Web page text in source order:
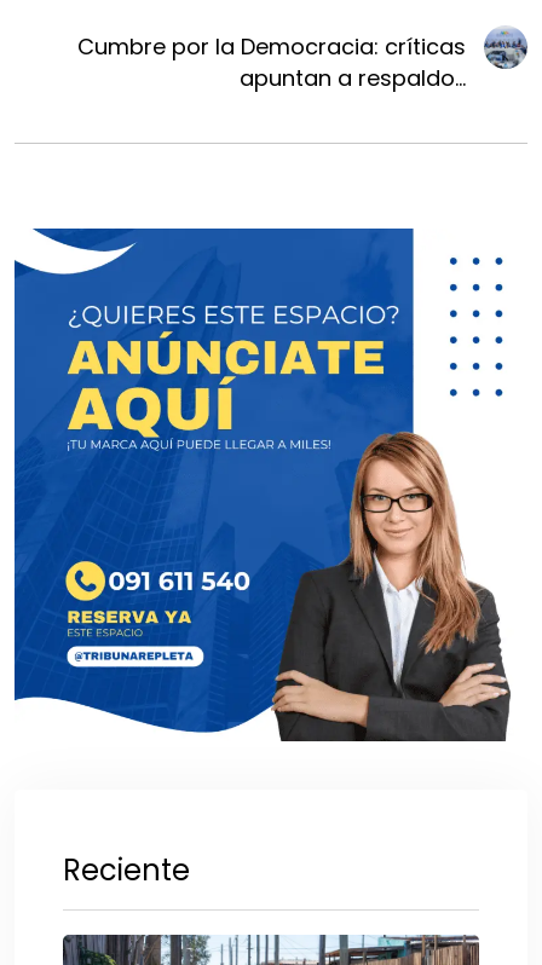
Cumbre por la Democracia: críticas
apuntan a respaldo...
Reciente